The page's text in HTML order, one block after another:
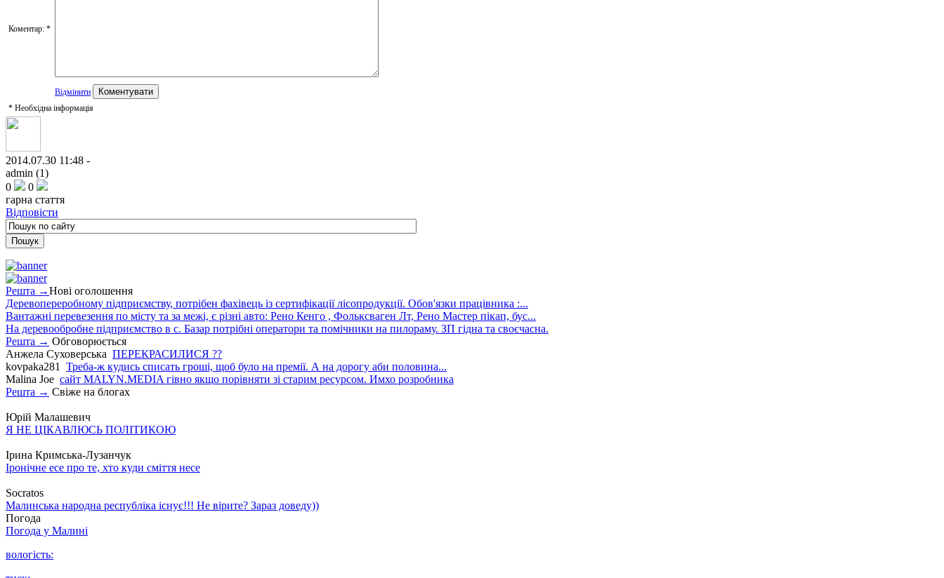
Коментар: *
Відмінити
* Необхідна інформація
2014.07.30 11:48 -
admin (1)
0
0
гарна стаття
Відповісти
Решта →Нові оголошення
Деревопереробному підприємству, потрібен фахівець із сертифікації лісопродукції. Обов'язки працівника :...
Вантажні перевезення по місту та за межі, є різні авто: Рено Кенго , Фольксваген Лт, Рено Мастер пікап, бус...
На деревообробне підприємство в с. Базар потрібні оператори та помічники на пилораму. ЗП гідна та своєчасна.
Решта → Обговорюється
Анжела Суховерська ПЕРЕКРАСИЛИСЯ ??
kovpaka281 Треба-ж кудись списать гроші, щоб було на премії. А на дорогу аби половина...
Malina Joe сайт MALYN.MEDIA гiвно якщо порiвняти зi старим ресурсом. Имхо розробника
Решта → Свіже на блогах
Юрій Малашевич
Я НЕ ЦІКАВЛЮСЬ ПОЛІТИКОЮ
Ірина Кримська-Лузанчук
Іронічне есе про те, хто куди сміття несе
Socratos
Малинська народна республіка існує!!! Не вірите? Зараз доведу))
Погода
Погода у Малині
вологість: